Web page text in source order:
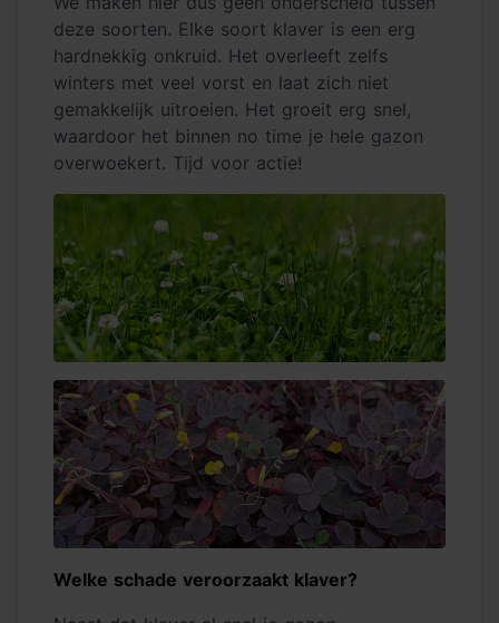
deze soorten. Elke soort klaver is een erg
hardnekkig onkruid. Het overleeft zelfs
winters met veel vorst en laat zich niet
gemakkelijk uitroeien. Het groeit erg snel,
waardoor het binnen no time je hele gazon
overwoekert. Tijd voor actie!
Welke schade veroorzaakt klaver?